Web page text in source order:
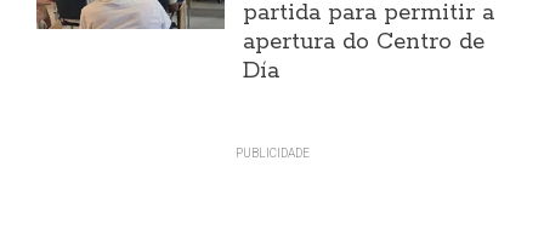
partida para permitir a
apertura do Centro de
Día